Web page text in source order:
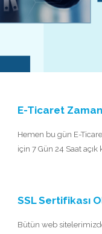
E-Ticaret
Hemen bu gün E-
için 7 Gün 24 Saat açık
SSL Sertifikası
Bütün web